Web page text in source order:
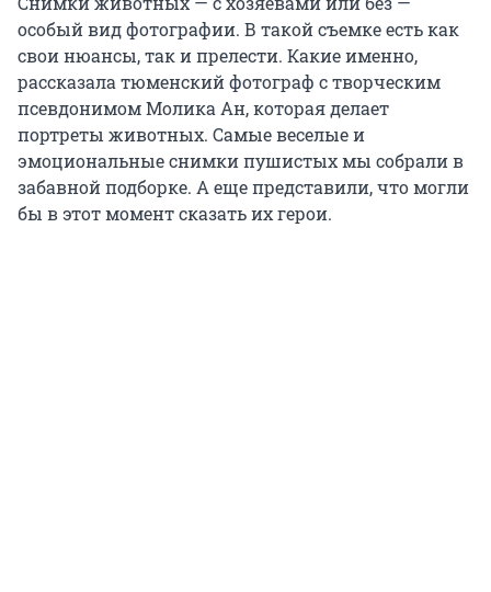
особый вид фотографии. В такой съемке есть как
свои нюансы, так и прелести. Какие именно,
рассказала тюменский фотограф с творческим
псевдонимом Молика Ан, которая делает
портреты животных. Самые веселые и
эмоциональные снимки пушистых мы собрали в
забавной подборке. А еще представили, что могли
бы в этот момент сказать их герои.